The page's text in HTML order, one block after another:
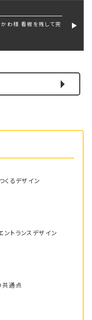
わ様 看板を残して完
くるデザイン
トランスデザイン
共通点